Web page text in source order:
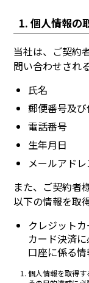
1. 個人情報の
当社は、ご契約
問い合わせされ
氏名
郵便番号及
電話番号
生年月日
メールアドレ
また、ご契約者
以下の情報を取
クレジット
カード決済
口座に係る情
個人情報を取得す